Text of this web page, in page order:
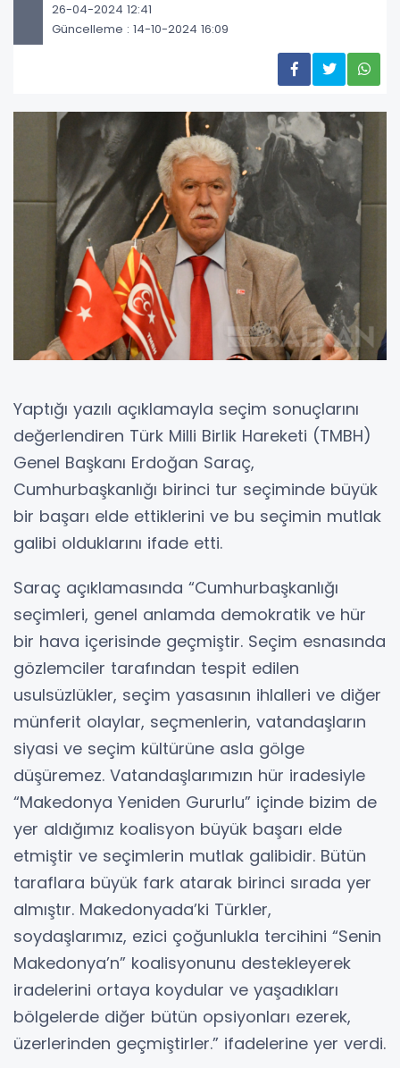
26-04-2024 12:41
Güncelleme : 14-10-2024 16:09
Yaptığı yazılı açıklamayla seçim sonuçlarını
değerlendiren Türk Milli Birlik Hareketi (TMBH)
Genel Başkanı Erdoğan Saraç,
Cumhurbaşkanlığı birinci tur seçiminde büyük
bir başarı elde ettiklerini ve bu seçimin mutlak
galibi olduklarını ifade etti.
Saraç açıklamasında “Cumhurbaşkanlığı
seçimleri, genel anlamda demokratik ve hür
bir hava içerisinde geçmiştir. Seçim esnasında
gözlemciler tarafından tespit edilen
usulsüzlükler, seçim yasasının ihlalleri ve diğer
münferit olaylar, seçmenlerin, vatandaşların
siyasi ve seçim kültürüne asla gölge
düşüremez. Vatandaşlarımızın hür iradesiyle
“Makedonya Yeniden Gururlu” içinde bizim de
yer aldığımız koalisyon büyük başarı elde
etmiştir ve seçimlerin mutlak galibidir. Bütün
taraflara büyük fark atarak birinci sırada yer
almıştır. Makedonyada’ki Türkler,
soydaşlarımız, ezici çoğunlukla tercihini “Senin
Makedonya’n” koalisyonunu destekleyerek
iradelerini ortaya koydular ve yaşadıkları
bölgelerde diğer bütün opsiyonları ezerek,
üzerlerinden geçmiştirler.” ifadelerine yer verdi.